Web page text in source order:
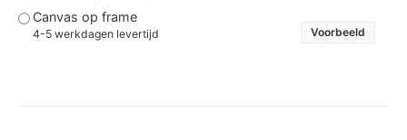
Canvas op frame
4-5 werkdagen levertijd Voorbeeld